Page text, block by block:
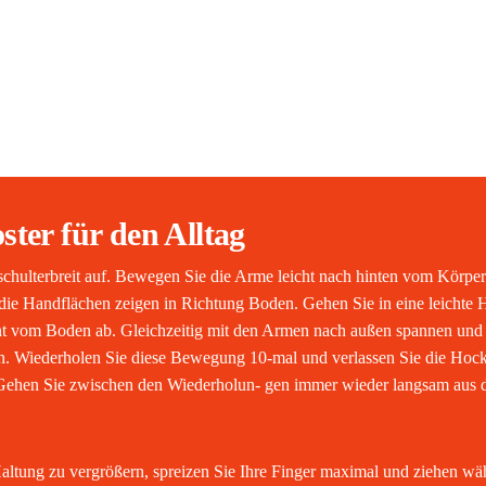
für den Alltag
auf. Bewegen Sie die Arme leicht nach hinten vom
Handflächen zeigen in Richtung Boden. Gehen Sie in eine leichte
vom Boden ab. Gleichzeitig mit den Armen nach außen spannen
Wiederholen Sie diese Bewegung 10-mal und verlassen Sie die
Sie zwischen den Wiederholun- gen immer wieder langsam aus
zu vergrößern, spreizen Sie Ihre Finger maximal und ziehen